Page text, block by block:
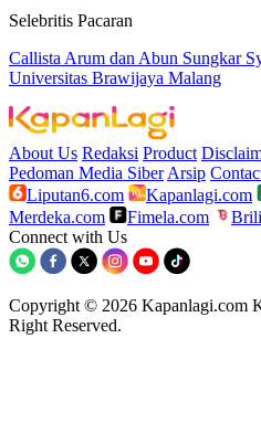
Selebritis Pacaran
Callista Arum dan Abun Sungkar
Universitas Brawijaya Malang
About Us Redaksi Product
Pedoman Media Siber Arsip
Liputan6.com
Kapanlagi.com
Merdeka.com
Fimela.com
Connect with Us
Copyright © 2026 Kapanlagi.com
Right Reserved.